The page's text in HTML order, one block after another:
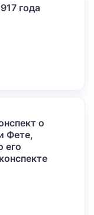
года
о
Фете,
его